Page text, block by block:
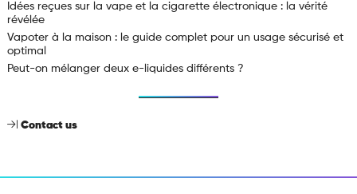
Idées reçues sur la vape et la cigarette électronique : la vérité
révélée
Vapoter à la maison : le guide complet pour un usage sécurisé et
optimal
Peut-on mélanger deux e-liquides différents ?
Contact us